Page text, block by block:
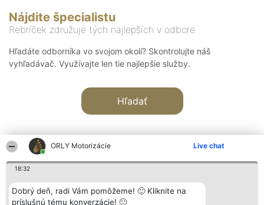
ORLY Motorizácie Live chat
18:32
Dobrý deň, radi Vám pomôžeme! 🙂 Kliknite na
príslušnú tému konverzácie! 🙂
Nájdite špecialistu
Rebríček združuje tých najlepších v odbore
Hľadáte odborníka vo svojom okolí? Skontrolujte náš
vyhľadávač. Využívajte len tie najlepšie služby.
Hľadať
Organizátor hodnotenia
Bright Side Solutions sp. z o.
Hodnotenie
Laureáti
Kontakt
Kontakt